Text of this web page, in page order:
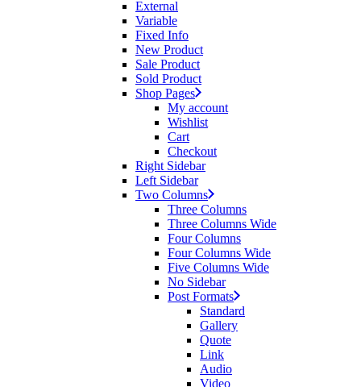
External
Variable
Fixed Info
New Product
Sale Product
Sold Product
Shop Pages
My account
Wishlist
Cart
Checkout
Right Sidebar
Left Sidebar
Two Columns
Three Columns
Three Columns Wide
Four Columns
Four Columns Wide
Five Columns Wide
No Sidebar
Post Formats
Standard
Gallery
Quote
Link
Audio
Video